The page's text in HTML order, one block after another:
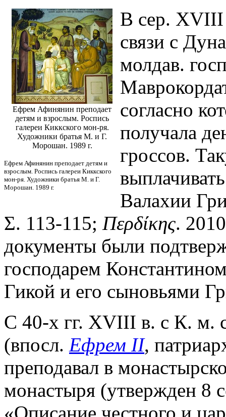
Ефрем Афинянин преподает
детям и взрослым. Роспись
галереи Киккского мон-ря.
Художники братья М. и Г.
Морошан. 1989 г.
Ефрем Афинянин преподает детям и
взрослым. Роспись галереи Киккского
мон-ря. Художники братья М. и Г.
Морошан. 1989 г.
В сер. XVIII
связи с
молдав.
согласно
получала
гроссов.
Валахии
Σ. 113-115; Περδίκης.
документы были
господарем
Гикой и его сыновьями
С 40-х гг. XVIII в. с К. м.
(впосл. Ефрем II,
преподавал в
монастыря (утвержден 8